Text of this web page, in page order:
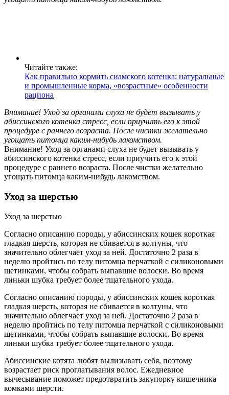
Читайте также:
Как правильно кормить сиамского котенка: натуральные
и промышленные корма, «возрастные» особенности
рациона
Внимание! Уход за органами слуха не будет вызывать у
абиссинского котенка стресс, если приучить его к этой
процедуре с раннего возраста. После чистки желательно
угощать питомца каким-нибудь лакомством.
Внимание! Уход за органами слуха не будет вызывать у
абиссинского котенка стресс, если приучить его к этой
процедуре с раннего возраста. После чистки желательно
угощать питомца каким-нибудь лакомством.
Уход за шерстью
Уход за шерстью
Согласно описанию породы, у абиссинских кошек короткая
гладкая шерсть, которая не сбивается в колтуны, что
значительно облегчает уход за ней. Достаточно 2 раза в
неделю пройтись по телу питомца перчаткой с силиконовыми
щетинками, чтобы собрать выпавшие волоски. Во время
линьки шубка требует более тщательного ухода.
Согласно описанию породы, у абиссинских кошек короткая
гладкая шерсть, которая не сбивается в колтуны, что
значительно облегчает уход за ней. Достаточно 2 раза в
неделю пройтись по телу питомца перчаткой с силиконовыми
щетинками, чтобы собрать выпавшие волоски. Во время
линьки шубка требует более тщательного ухода.
Абиссинские котята любят вылизывать себя, поэтому
возрастает риск проглатывания волос. Ежедневное
вычесывание поможет предотвратить закупорку кишечника
комками шерсти.